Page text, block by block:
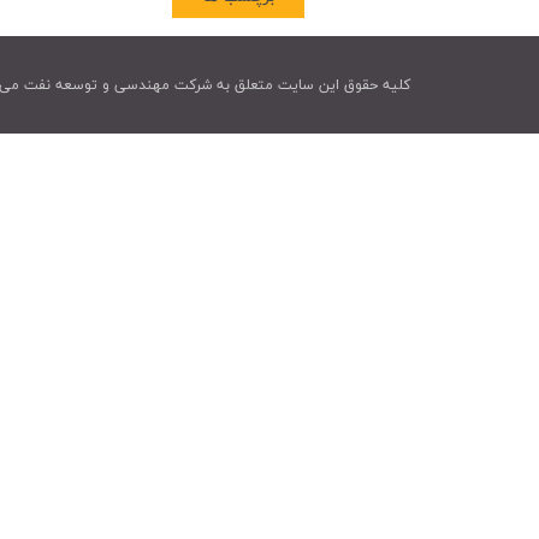
کليه حقوق اين سايت متعلق به شرکت مهندسی و توسعه نفت می